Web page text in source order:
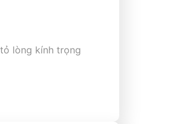
lòng kính trọng